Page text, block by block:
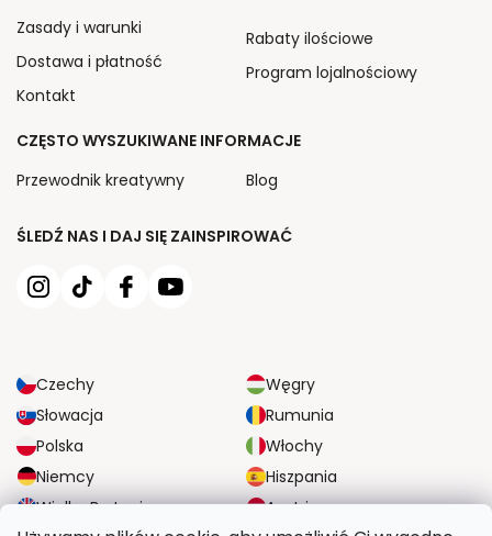
ŚLEDŹ NAS I DAJ SIĘ ZAINSPIROWAĆ
Czechy
Węgry
Słowacja
Rumunia
Polska
Włochy
Niemcy
Hiszpania
Wielka Brytania
Austria
Zasady i warunki
Dostawa i płatność
Kontakt
Rabaty ilościowe
Program lojalnościowy
CZĘSTO WYSZUKIWANE INFORMACJE
Przewodnik kreatywny
Blog